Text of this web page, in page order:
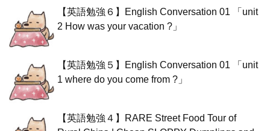
【英語勉強６】English Conversation 01 「unit
2 How was your vacation ?」
【英語勉強５】English Conversation 01 「unit
1 where do you come from ?」
【英語勉強４】RARE Street Food Tour of